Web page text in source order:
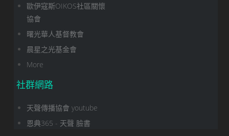
歐伊寇斯OIKOS社區關懷
協會
曙光華人基督教會
晨星之光基金會
More
社群網路
天聲傳播協會 youtube
恩典365 - 天聲 臉書